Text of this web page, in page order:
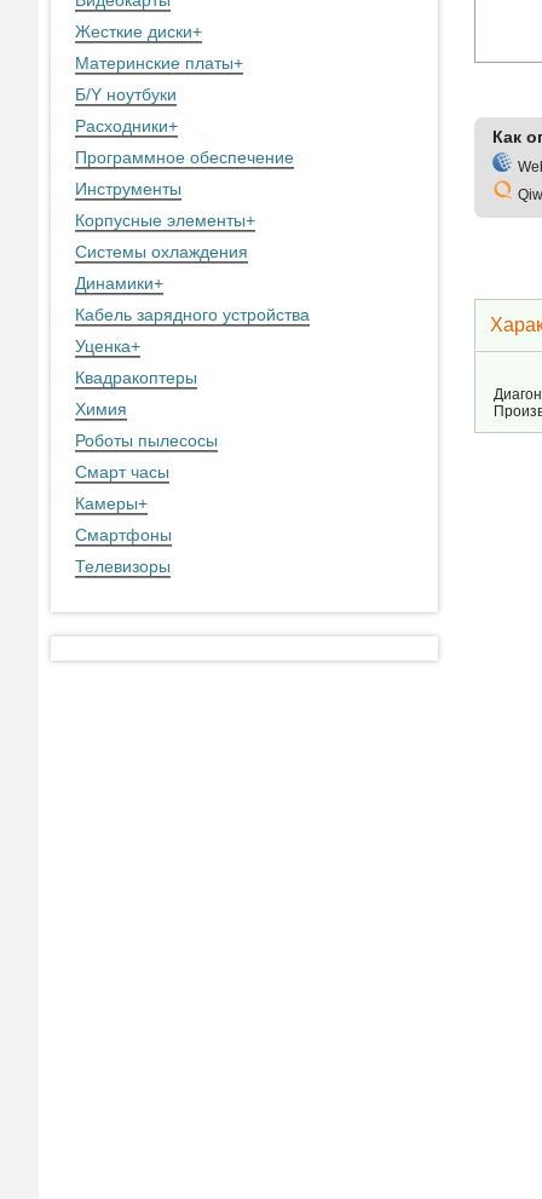
Жесткие диски+
Материнские платы+
Б/Y ноутбуки
Расходники+
Программное обеспечение
Инструменты
Корпусные элементы+
Системы охлаждения
Динамики+
Кабель зарядного устройства
Уценка+
Квадракоптеры
Химия
Роботы пылесосы
Смарт часы
Камеры+
Смартфоны
Телевизоры
Как